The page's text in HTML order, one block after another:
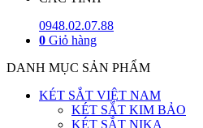
0948.02.07.88
0 Giỏ hàng
DANH MỤC SẢN PHẨM
KÉT SẮT VIỆT NAM
KÉT SẮT KIM BẢO
KÉT SẮT NIKA